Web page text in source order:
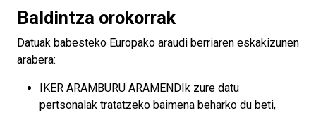
Baldintza orokorrak
Datuak babesteko Europako araudi berriaren eskakizunen
arabera:
IKER ARAMBURU ARAMENDIk zure datu
pertsonalak tratatzeko baimena beharko du beti,